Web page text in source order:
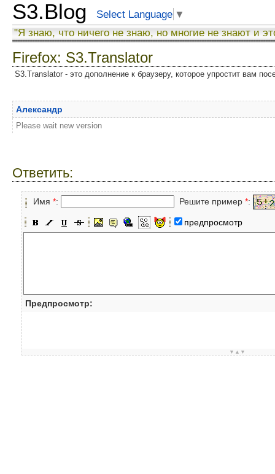
S3.Blog Select Language ▼
"Я знаю, что ничего не знаю, но многие не знают и
Firefox: S3.Translator
S3.Translator - это дополнение к браузеру, которое упростит вам
Александр
Please wait new version
Ответить:
Имя *: Решите пример *:
предпросмотр
Предпросмотр:
▼▲▼